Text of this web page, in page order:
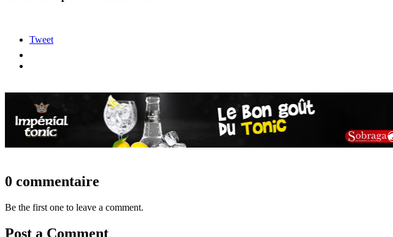
Tweet
0 commentaire
Be the first one to leave a comment.
Post a Comment